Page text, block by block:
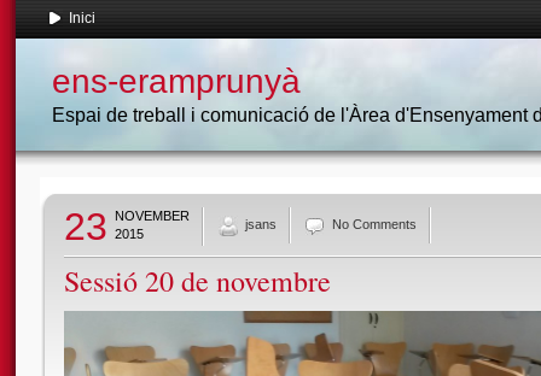
Inici
ens-eramprunyà
Espai de treball i comunicació de l'Àrea d'Ensenyament
23
NOVEMBER
2015
jsans No Comments
Sessió 20 de novembre